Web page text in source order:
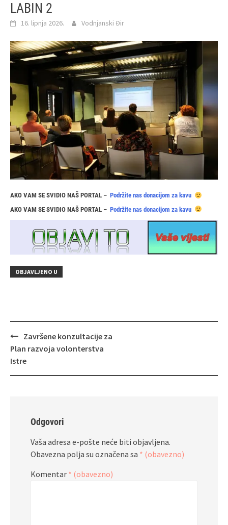
LABIN 2
16. lipnja 2026. Vodnjanski Đir
AKO VAM SE SVIDIO NAŠ PORTAL – Podržite nas donacijom za kavu
AKO VAM SE SVIDIO NAŠ PORTAL – Podržite nas donacijom za kavu
OBJAVLJENO U
Navigacija
objava
Završene konzultacije za
Plan razvoja volonterstva
Istre
Odgovori
Vaša adresa e-pošte neće biti objavljena.
Obavezna polja su označena sa * (obavezno)
Komentar * (obavezno)